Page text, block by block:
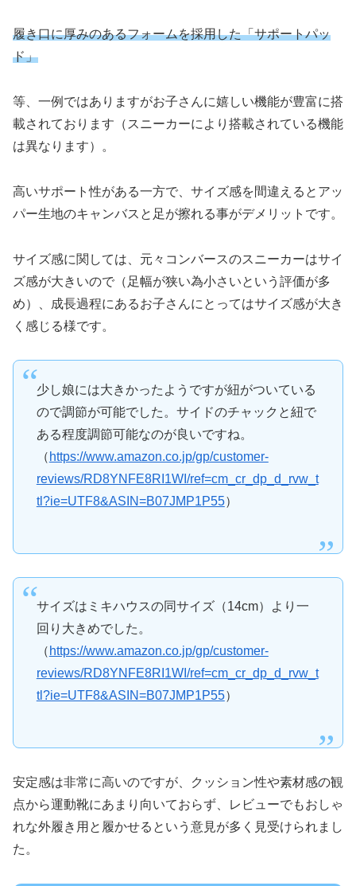
履き口に厚みのあるフォームを採用した「サポートパッ
ド」
等、一例ではありますがお子さんに嬉しい機能が豊富に搭
載されております（スニーカーにより搭載されている機能
は異なります）。
高いサポート性がある一方で、サイズ感を間違えるとアッ
パー生地のキャンバスと足が擦れる事がデメリットです。
サイズ感に関しては、元々コンバースのスニーカーはサイ
ズ感が大きいので（足幅が狭い為小さいという評価が多
め）、成長過程にあるお子さんにとってはサイズ感が大き
く感じる様です。
少し娘には大きかったようですが紐がついている
ので調節が可能でした。サイドのチャックと紐で
ある程度調節可能なのが良いですね。
（ https://www.amazon.co.jp/gp/customer-
reviews/RD8YNFE8RI1WI/ref=cm_cr_dp_d_rvw_t
tl?ie=UTF8&ASIN=B07JMP1P55）
サイズはミキハウスの同サイズ（14cm）より一
回り大きめでした。
（ https://www.amazon.co.jp/gp/customer-
reviews/RD8YNFE8RI1WI/ref=cm_cr_dp_d_rvw_t
tl?ie=UTF8&ASIN=B07JMP1P55）
安定感は非常に高いのですが、クッション性や素材感の観
点から運動靴にあまり向いておらず、レビューでもおしゃ
れな外履き用と履かせるという意見が多く見受けられまし
た。